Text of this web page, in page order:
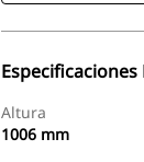
Altura
1006 mm